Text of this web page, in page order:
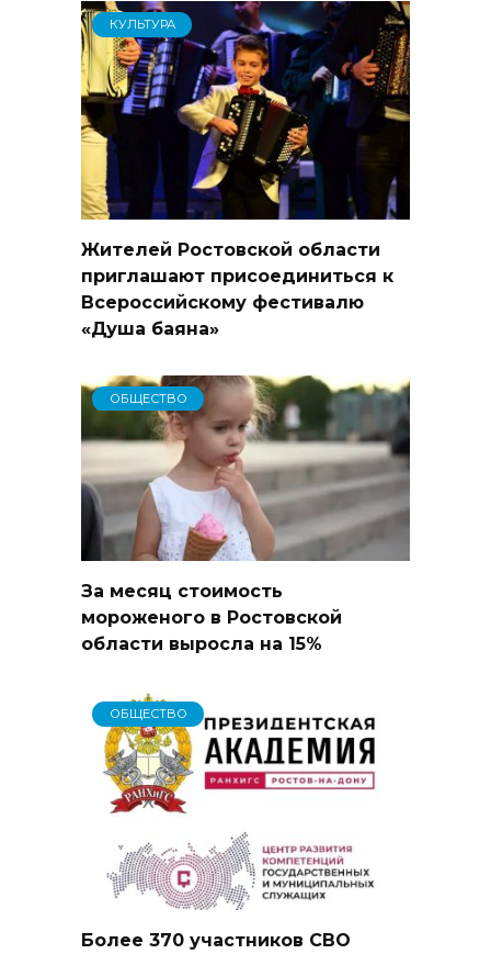
КУЛЬТУРА
Жителей Ростовской области
приглашают присоединиться к
Всероссийскому фестивалю
«Душа баяна»
ОБЩЕСТВО
За месяц стоимость
мороженого в Ростовской
области выросла на 15%
ОБЩЕСТВО
Более 370 участников СВО